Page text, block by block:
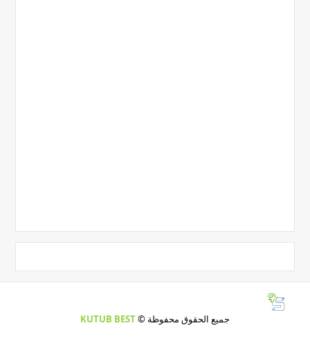
جميع الحقوق محفوظة ©KUTUB BEST